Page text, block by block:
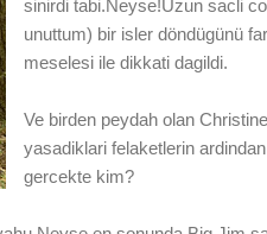
sinirdi tabi.Neyse!Uzun sacli
unuttum) bir isler döndügünü
meselesi ile dikkati dagildi.
Ve birden peydah olan
yasadiklari felaketlerin
gercekte kim?